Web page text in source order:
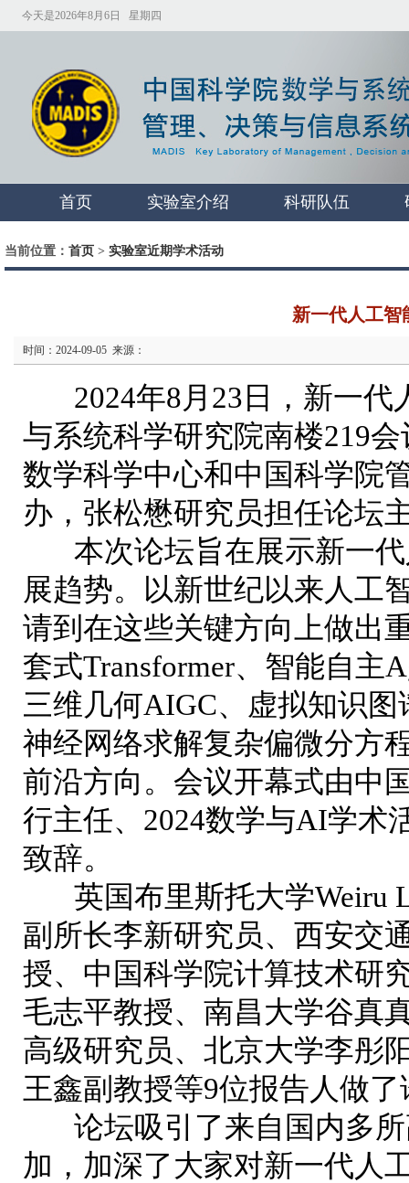
今天是2026年8月6日 星期四
首页 实验室介绍 科研队伍
当前位置： 首页 > 实验室近期学术活动
新一代人工智
时间：2024-09-05 来源：
2024年8月23日，新一
与系统科学研究院南楼219会
数学科学中心和中国科学院
办，张松懋研究员担任论坛
本次论坛旨在展示新一代
展趋势。以新世纪以来人工
请到在这些关键方向上做出
套式Transformer、智能自主
三维几何AIGC、虚拟知识
神经网络求解复杂偏微分方
前沿方向。会议开幕式由中
行主任、2024数学与AI学术
致辞。
英国布里斯托大学Weiru
副所长李新研究员、西安交
授、中国科学院计算技术研
毛志平教授、南昌大学谷真
高级研究员、北京大学李彤
王鑫副教授等9位报告人做
论坛吸引了来自国内多所
加，加深了大家对新一代人